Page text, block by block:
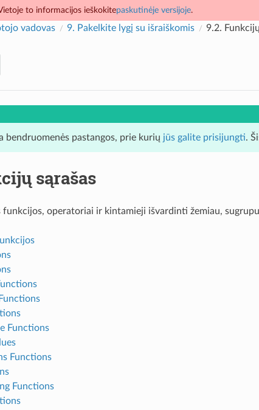
to informacijos ieškokitepaskutinėje versijoje.
vadovas 9. Pakelkite lygį su išraiškomis 9.2.
bendruomenės pastangos, prie kurių jūs galite prisijungti.
sąrašas
funkcijos, operatoriai ir kintamieji išvardinti žemiau,
Functions
Functions
Functions